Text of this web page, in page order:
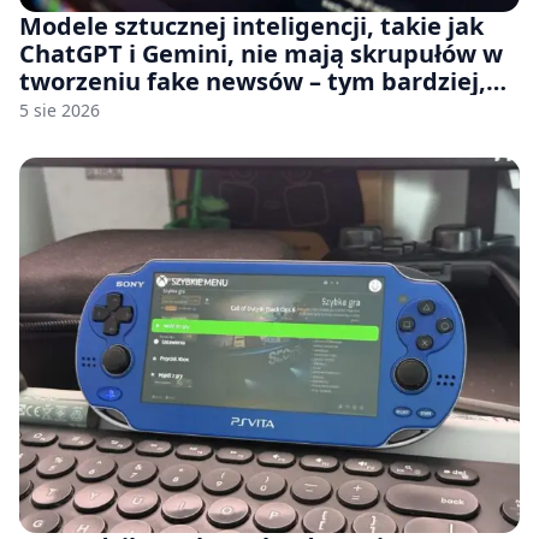
Modele sztucznej inteligencji, takie jak
ChatGPT i Gemini, nie mają skrupułów w
tworzeniu fake newsów – tym bardziej,
jeśli rozmawiasz z nimi po polsku
5 sie 2026